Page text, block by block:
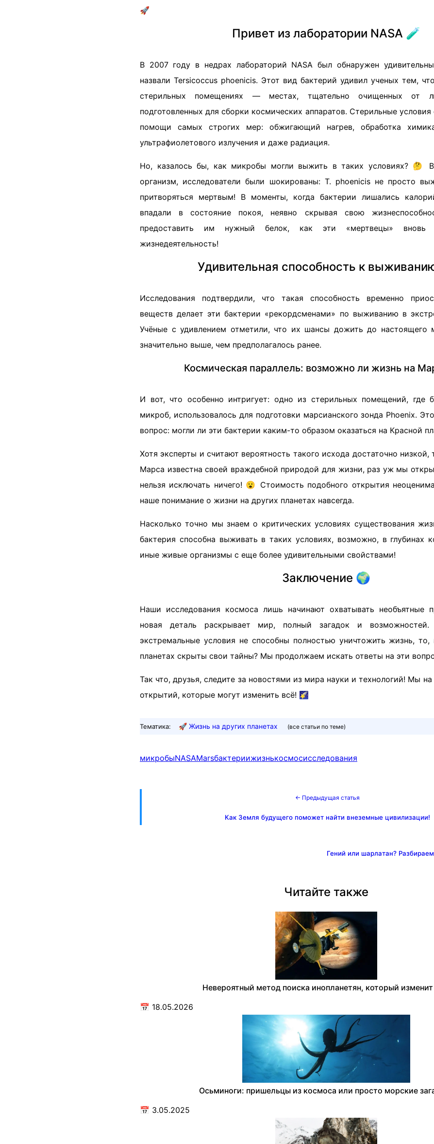
🚀
Привет из лаборатории NASA 🧪
В 2007 году в недрах лабораторий NASA был обнаружен
назвали Tersicoccus phoenicis. Этот вид бактерий удивил ученых тем,
стерильных помещениях — местах, тщательно очищенных от
подготовленных для сборки космических аппаратов. Стерильные условия
помощи самых строгих мер: обжигающий нагрев, обработка
ультрафиолетового излучения и даже радиация.
Но, казалось бы, как микробы могли выжить в таких условиях? 🤔
организм, исследователи были шокированы: T. phoenicis не просто
притворяться мертвым! В моменты, когда бактерии лишались
впадали в состояние покоя, неявно скрывая свою
предоставить им нужный белок, как эти «мертвецы» вновь
жизнедеятельность!
Удивительная способность к
Исследования подтвердили, что такая способность временно
веществ делает эти бактерии «рекордсменами» по выживанию в
Учёные с удивлением отметили, что их шансы дожить до настоящего
значительно выше, чем предполагалось ранее.
Космическая параллель: возможно ли жизнь на
И вот, что особенно интригует: одно из стерильных помещений, где
микроб, использовалось для подготовки марсианского зонда Phoenix.
вопрос: могли ли эти бактерии каким-то образом оказаться на Красной
Хотя эксперты и считают вероятность такого исхода достаточно низкой,
Марса известна своей враждебной природой для жизни, раз уж мы
нельзя исключать ничего! 😮 Стоимость подобного открытия
наше понимание о жизни на других планетах навсегда.
Насколько точно мы знаем о критических условиях существования
бактерия способна выживать в таких условиях, возможно, в глубинах
иные живые организмы с еще более удивительными свойствами!
Заключение 🌍
Наши исследования космоса лишь начинают охватывать необъятные
новая деталь раскрывает мир, полный загадок и
экстремальные условия не способны полностью уничтожить жизнь,
планетах скрыты свои тайны? Мы продолжаем искать ответы на эти
Так что, друзья, следите за новостями из мира науки и технологий! Мы
открытий, которые могут изменить всё! 🌠
Тематика: 🚀 Жизнь на других планетах (все статьи по теме)
микробыNASAMarsбактериижизнькосмосисследования
← Предыдущая статья
Как Земля будущего поможет найти внеземные цивилизации!
Гений или шарлатан?
Читайте также
Невероятный метод поиска инопланетян, который изменит
📅 18.05.2026
Осьминоги: пришельцы из космоса или просто морские
📅 3.05.2025